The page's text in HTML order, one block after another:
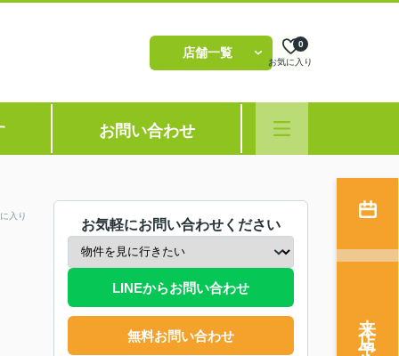
店舗一覧
お気に入り
0
お問い合わせ
入り
お気軽にお問い合わせください
LINEからお問い合わせ
無料お問い合わせ 来店予約